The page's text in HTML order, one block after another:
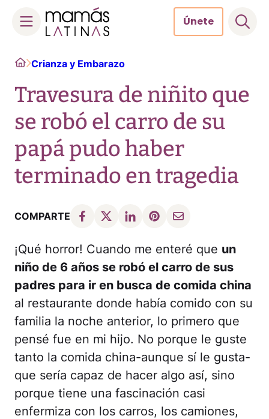
content
Únete
HomeCrianza y Embarazo
Travesura de niñito que
se robó el carro de su
papá pudo haber
terminado en tragedia
COMPARTE
¡Qué horror! Cuando me enteré que un
niño de 6 años se robó el carro de sus
padres para ir en busca de comida china
al restaurante donde había comido con su
familia la noche anterior, lo primero que
pensé fue en mi hijo. No porque le guste
tanto la comida china-aunque sí le gusta-
que sería capaz de hacer algo así, sino
porque tiene una fascinación casi
enfermiza con los carros, los camiones,